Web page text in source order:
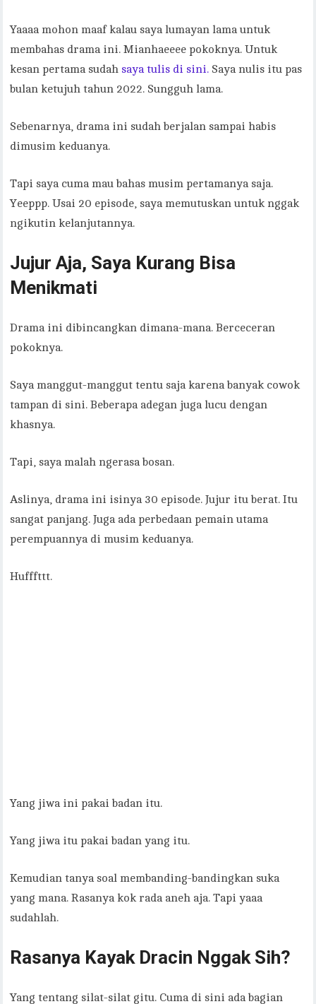
Yaaaa mohon maaf kalau saya lumayan lama untuk
membahas drama ini. Mianhaeeee pokoknya. Untuk
kesan pertama sudah saya tulis di sini. Saya nulis itu pas
bulan ketujuh tahun 2022. Sungguh lama.
Sebenarnya, drama ini sudah berjalan sampai habis
dimusim keduanya.
Tapi saya cuma mau bahas musim pertamanya saja.
Yeeppp. Usai 20 episode, saya memutuskan untuk nggak
ngikutin kelanjutannya.
Jujur Aja, Saya Kurang Bisa
Menikmati
Drama ini dibincangkan dimana-mana. Berceceran
pokoknya.
Saya manggut-manggut tentu saja karena banyak cowok
tampan di sini. Beberapa adegan juga lucu dengan
khasnya.
Tapi, saya malah ngerasa bosan.
Aslinya, drama ini isinya 30 episode. Jujur itu berat. Itu
sangat panjang. Juga ada perbedaan pemain utama
perempuannya di musim keduanya.
Hufffttt.
Yang jiwa ini pakai badan itu.
Yang jiwa itu pakai badan yang itu.
Kemudian tanya soal membanding-bandingkan suka
yang mana. Rasanya kok rada aneh aja. Tapi yaaa
sudahlah.
Rasanya Kayak Dracin Nggak Sih?
Yang tentang silat-silat gitu. Cuma di sini ada bagian